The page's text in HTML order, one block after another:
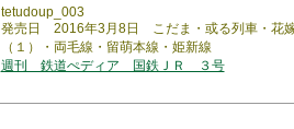
tetudoup_003
発売日 2016年3月8日 こだま・或る列車・花
（１）・両毛線・留萌本線・姫新線
週刊 鉄道ぺディア 国鉄ＪＲ ３号